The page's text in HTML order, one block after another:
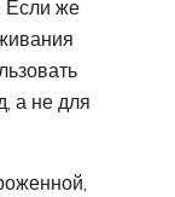
Если же
а не для